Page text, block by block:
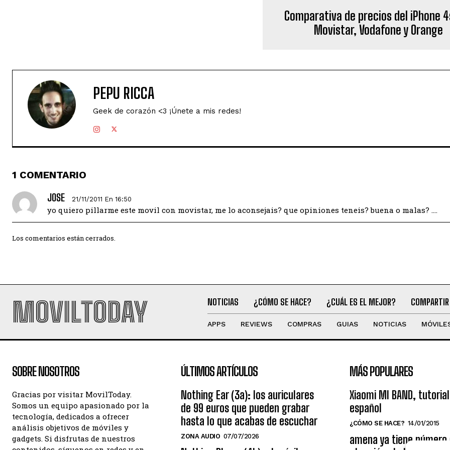
Comparativa de precios del iPhone
Movistar, Vodafone y Orange
PEPU RICCA
Geek de corazón <3 ¡Únete a mis redes!
1 COMENTARIO
JOSE
21/11/2011 En 16:50
yo quiero pillarme este movil con movistar, me lo aconsejais? que opiniones teneis? buena o malas? ….
Los comentarios están cerrados.
MOVILTODAY NOTICIAS ¿CÓMO SE HACE? ¿CUÁL ES EL MEJOR? COMPARTIR
APPS REVIEWS COMPRAS GUIAS NOTICIAS
SOBRE NOSOTROS
Gracias por visitar MovilToday.
Somos un equipo apasionado por la
tecnología, dedicados a ofrecer
análisis objetivos de móviles y
gadgets. Si disfrutas de nuestros
ÚLTIMOS ARTÍCULOS
Nothing Ear (3a): los auriculares
de 99 euros que pueden grabar
hasta lo que acabas de escuchar
ZONA AUDIO 07/07/2026
MÁS POPULARES
Xiaomi MI BAND,
español
¿CÓMO SE HACE? 14/01/2015
amena ya tiene número